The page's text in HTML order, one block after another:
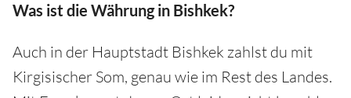
Was ist die Währung in Bishkek?
Auch in der Hauptstadt Bishkek zahlst du mit
Kirgisischer Som, genau wie im Rest des Landes.